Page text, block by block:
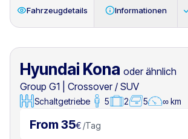
Fahrzeugdetails Informationen
Hyundai Kona oder ähnlich
Group G1
Crossover / SUV
Schaltgetriebe 5 2 5 ∞ km
From 35€ /Tag